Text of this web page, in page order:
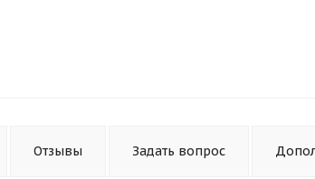
Отзывы Задать вопрос